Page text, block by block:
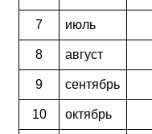
7 июль
8 август
9 сентябрь
10 октябрь